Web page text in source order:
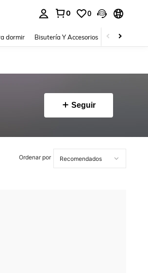
0 0
dormir Bisutería Y Accesorios Zapatos
Seguir
Ordenar por